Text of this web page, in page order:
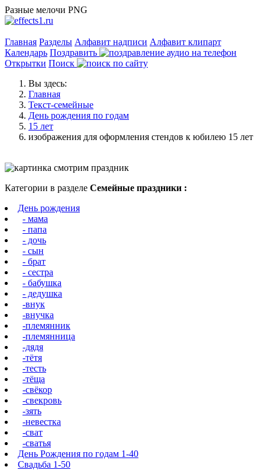
Разные мелочи PNG
Главная Разделы Алфавит надписи Алфавит клипарт
Календарь Поздравить
Открытки Поиск
Вы здесь:
Главная
Текст-семейные
День рождения по годам
15 лет
изображения для оформления стендов к юбилею 15 лет
Категории в разделе Семейные праздники :
День рождения
- мама
- папа
- дочь
- сын
- брат
- сестра
- бабушка
- дедушка
-внук
-внучка
-племянник
-племянница
-дядя
-тётя
-тесть
-тёща
-свёкор
-свекровь
-зять
-невестка
-сват
-сватья
День Рождения по годам 1-40
Свадьба 1-50